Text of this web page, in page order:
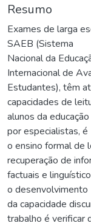
Resumo
Exames de larga
SAEB (Sistema
Nacional da
Internacional de
Estudantes), têm
capacidades de
alunos da
por especialistas, é
o ensino formal de
recuperação de
factuais e
o desenvolvimento
da capacidade
trabalho é verificar